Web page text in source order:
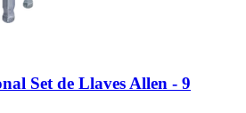
Set de Llaves Allen -​ 9